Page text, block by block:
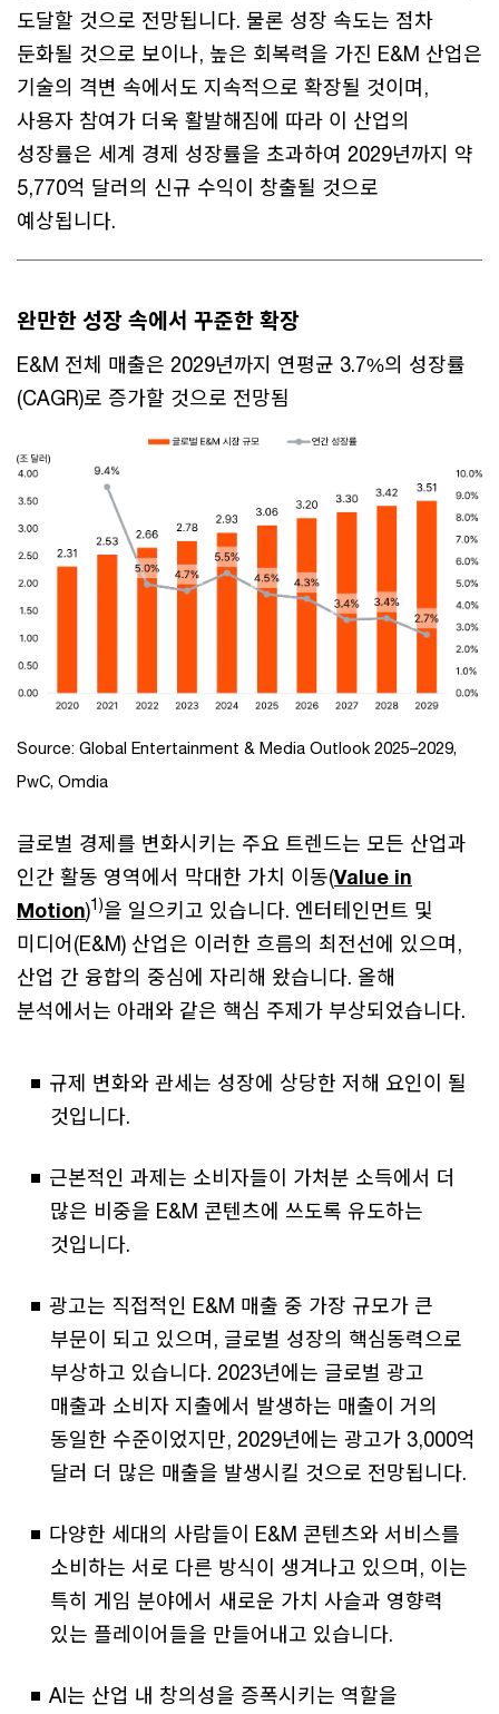
도달할 것으로 전망됩니다. 물론 성장 속도는 점차
둔화될 것으로 보이나, 높은 회복력을 가진 E&M 산업은
기술의 격변 속에서도 지속적으로 확장될 것이며,
사용자 참여가 더욱 활발해짐에 따라 이 산업의
성장률은 세계 경제 성장률을 초과하여 2029년까지 약
5,770억 달러의 신규 수익이 창출될 것으로
예상됩니다.
완만한 성장 속에서 꾸준한 확장
E&M 전체 매출은 2029년까지 연평균 3.7%의 성장률
(CAGR)로 증가할 것으로 전망됨
Source: Global Entertainment & Media Outlook 2025–2029,
PwC, Omdia
글로벌 경제를 변화시키는 주요 트렌드는 모든 산업과
인간 활동 영역에서 막대한 가치 이동(Value in
Motion)1)을 일으키고 있습니다. 엔터테인먼트 및
미디어(E&M) 산업은 이러한 흐름의 최전선에 있으며,
산업 간 융합의 중심에 자리해 왔습니다. 올해
분석에서는 아래와 같은 핵심 주제가 부상되었습니다.
규제 변화와 관세는 성장에 상당한 저해 요인이 될
것입니다.
근본적인 과제는 소비자들이 가처분 소득에서 더
많은 비중을 E&M 콘텐츠에 쓰도록 유도하는
것입니다.
광고는 직접적인 E&M 매출 중 가장 규모가 큰
부문이 되고 있으며, 글로벌 성장의 핵심동력으로
부상하고 있습니다. 2023년에는 글로벌 광고
매출과 소비자 지출에서 발생하는 매출이 거의
동일한 수준이었지만, 2029년에는 광고가 3,000억
달러 더 많은 매출을 발생시킬 것으로 전망됩니다.
다양한 세대의 사람들이 E&M 콘텐츠와 서비스를
소비하는 서로 다른 방식이 생겨나고 있으며, 이는
특히 게임 분야에서 새로운 가치 사슬과 영향력
있는 플레이어들을 만들어내고 있습니다.
AI는 산업 내 창의성을 증폭시키는 역할을